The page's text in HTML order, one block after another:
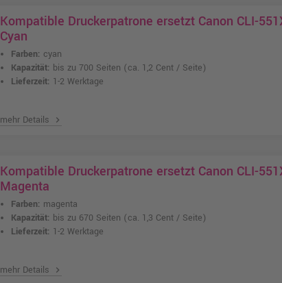
Kompatible Druckerpatrone ersetzt Canon CLI-
Cyan
Farben: cyan
Kapazität: bis zu 700 Seiten (ca. 1,2 Cent / Seite)
Lieferzeit: 1-2 Werktage
mehr Details chevron_right
Kompatible Druckerpatrone ersetzt Canon CLI-
Magenta
Farben: magenta
Kapazität: bis zu 670 Seiten (ca. 1,3 Cent / Seite)
Lieferzeit: 1-2 Werktage
mehr Details chevron_right